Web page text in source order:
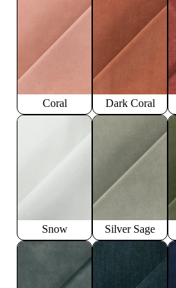
Coral Dark Coral
Snow Silver Sage